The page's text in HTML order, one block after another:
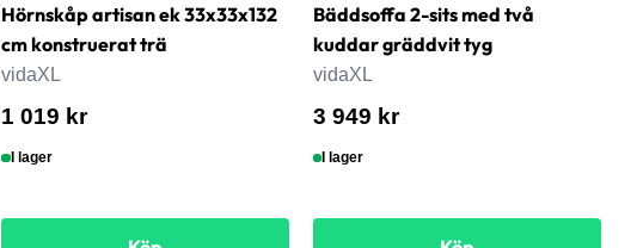
Hörnskåp artisan ek 33x33x132
cm konstruerat trä
vidaXL
1 019 kr
I lager
Bäddsoffa 2-sits med två
kuddar gräddvit tyg
vidaXL
3 949 kr
I lager